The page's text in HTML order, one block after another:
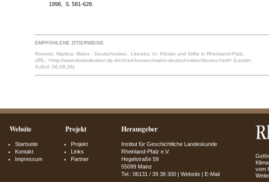
1998, S. 581-628.
EMPFOHLENE ZITIERWEISE
Rommel, Martina: Mainz - Deutschorden. Literatur. In: Klöster und Stifte in Rheinland-Pfalz,
URL: <http:⁄⁄www.klosterlexikon-rlp.de//rheinhessen/mainz-deutschorden/literatur.html> (Letzter
Aufruf: 06.08.26)
Website
Startseite
Kontakt
Impressum
Projekt
Projekt
Links
Partner
Herausgeber
Institut für Geschichtliche Landeskunde
Rheinland-Pfalz e.V.
Hegelstraße 59
55099 Mainz
Tel.: 06131 / 39 38 300 |Website | E-Mail
vom